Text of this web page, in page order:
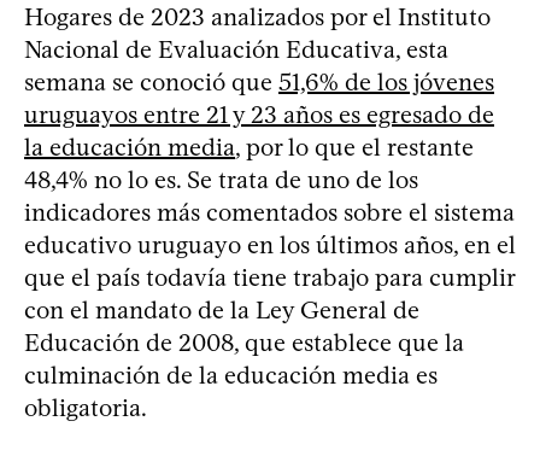
Hogares de 2023 analizados por el Instituto
Nacional de Evaluación Educativa, esta
semana se conoció que 51,6% de los jóvenes
uruguayos entre 21 y 23 años es egresado de
la educación media, por lo que el restante
48,4% no lo es. Se trata de uno de los
indicadores más comentados sobre el sistema
educativo uruguayo en los últimos años, en el
que el país todavía tiene trabajo para cumplir
con el mandato de la Ley General de
Educación de 2008, que establece que la
culminación de la educación media es
obligatoria.